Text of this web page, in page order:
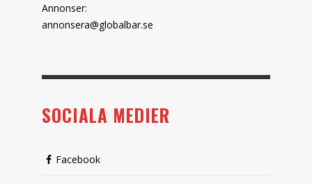
Annonser:
annonsera@globalbar.se
SOCIALA MEDIER
Facebook